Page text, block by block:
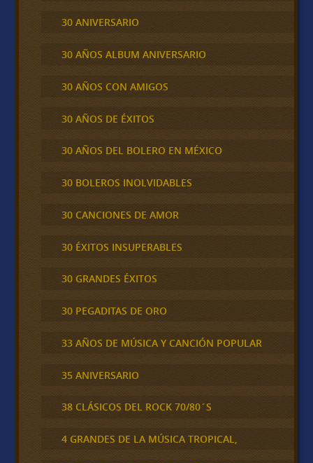
30 ANIVERSARIO
30 AÑOS ALBUM ANIVERSARIO
30 AÑOS CON AMIGOS
30 AÑOS DE ÉXITOS
30 AÑOS DEL BOLERO EN MÉXICO
30 BOLEROS INOLVIDABLES
30 CANCIONES DE AMOR
30 ÉXITOS INSUPERABLES
30 GRANDES ÉXITOS
30 PEGADITAS DE ORO
33 AÑOS DE MÚSICA Y CANCIÓN POPULAR
35 ANIVERSARIO
38 CLÁSICOS DEL ROCK 70/80´S
4 GRANDES DE LA MÚSICA TROPICAL,